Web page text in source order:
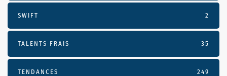
SWIFT 2
TALENTS FRAIS 35
TENDANCES 249